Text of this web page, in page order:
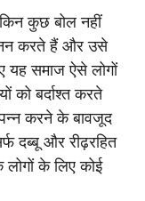
कुछ बोल नहीं
करते हैं और उसे
यह समाज ऐसे लोगों
को बर्दाश्त करते
करने के बावजूद
दब्बू और रीढ़रहित
के लिए कोई